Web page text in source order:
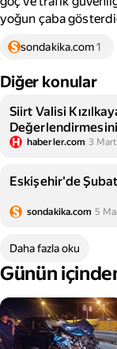
yoğun çaba
sondakika.com1
Diğer konular
Siirt Valisi
Değerlendirmesini
haberler.com 3 Mart
Eskişehir'de
sondakika.com 5
Daha fazla oku
Günün